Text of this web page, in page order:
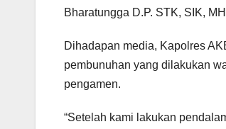
Bharatungga D.P. STK, SIK,
Dihadapan media, Kapolres
pembunuhan yang dilakukan
pengamen.
“Setelah kami lakukan